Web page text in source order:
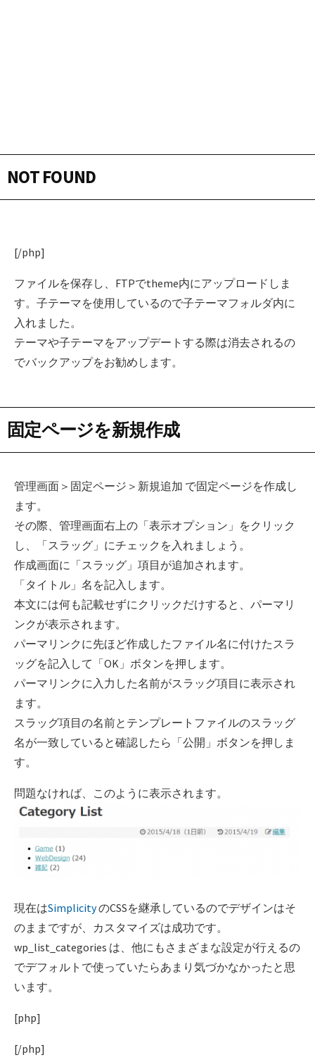
NOT FOUND
[/php]
ファイルを保存し、FTPでtheme内にアップロードしま
す。子テーマを使用しているので子テーマフォルダ内に
入れました。
テーマや子テーマをアップデートする際は消去されるの
でバックアップをお勧めします。
固定ページを新規作成
管理画面＞固定ページ＞新規追加 で固定ページを作成し
ます。
その際、管理画面右上の「表示オプション」をクリック
し、「スラッグ」にチェックを入れましょう。
作成画面に「スラッグ」項目が追加されます。
「タイトル」名を記入します。
本文には何も記載せずにクリックだけすると、パーマリ
ンクが表示されます。
パーマリンクに先ほど作成したファイル名に付けたスラ
ッグを記入して「OK」ボタンを押します。
パーマリンクに入力した名前がスラッグ項目に表示され
ます。
スラッグ項目の名前とテンプレートファイルのスラッグ
名が一致していると確認したら「公開」ボタンを押しま
す。
問題なければ、このように表示されます。
現在はSimplicityのCSSを継承しているのでデザインはそ
のままですが、カスタマイズは成功です。
wp_list_categories は、他にもさまざまな設定が行えるの
でデフォルトで使っていたらあまり気づかなかったと思
います。
[php]
[/php]